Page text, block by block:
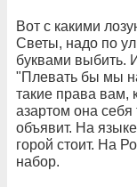
Вот с какими
Светы, надо по
буквами выбить.
"Плевать бы мы
такие права вам,
азартом она себя
объявит. На
горой стоит. На
набор.